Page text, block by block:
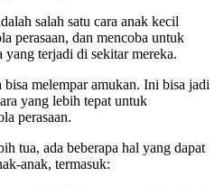
salah satu cara anak kecil
perasaan, dan mencoba untuk
yang terjadi di sekitar mereka.
melempar amukan. Ini bisa jadi
yang lebih tepat untuk
perasaan.
tua, ada beberapa hal yang dapat
anak, termasuk: